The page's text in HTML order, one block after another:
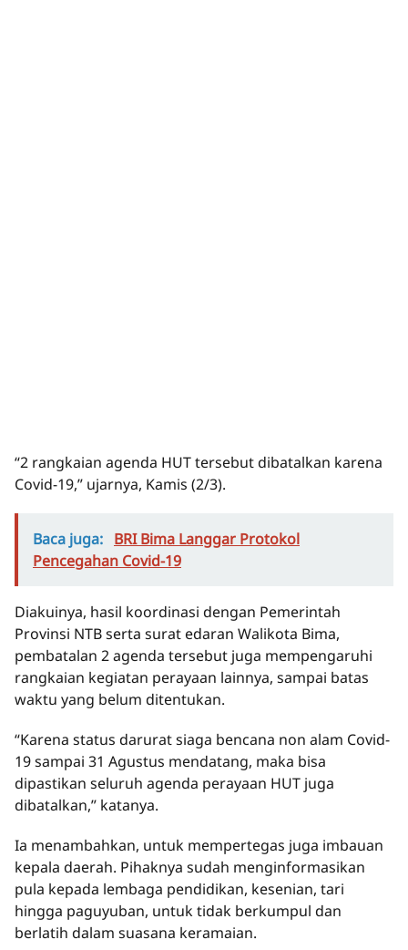
“2 rangkaian agenda HUT tersebut dibatalkan karena
Covid-19,” ujarnya, Kamis (2/3).
Baca juga: BRI Bima Langgar Protokol
Pencegahan Covid-19
Diakuinya, hasil koordinasi dengan Pemerintah
Provinsi NTB serta surat edaran Walikota Bima,
pembatalan 2 agenda tersebut juga mempengaruhi
rangkaian kegiatan perayaan lainnya, sampai batas
waktu yang belum ditentukan.
“Karena status darurat siaga bencana non alam Covid-
19 sampai 31 Agustus mendatang, maka bisa
dipastikan seluruh agenda perayaan HUT juga
dibatalkan,” katanya.
Ia menambahkan, untuk mempertegas juga imbauan
kepala daerah. Pihaknya sudah menginformasikan
pula kepada lembaga pendidikan, kesenian, tari
hingga paguyuban, untuk tidak berkumpul dan
berlatih dalam suasana keramaian.